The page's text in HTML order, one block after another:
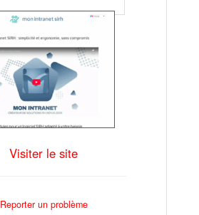
Visiter le site
Reporter un problème